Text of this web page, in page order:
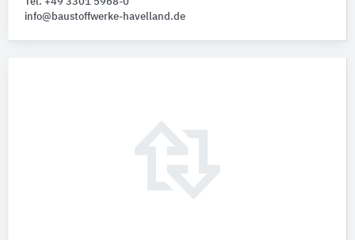
info@baustoffwerke-havelland.de